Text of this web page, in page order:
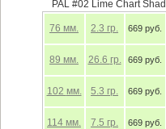
PAL #02 Lime Chart Shad
76 мм. 2.3 гр. 669 руб.
89 мм. 26.6 гр. 669 руб.
102 мм. 5.3 гр. 669 руб.
114 мм. 7.5 гр. 669 руб.